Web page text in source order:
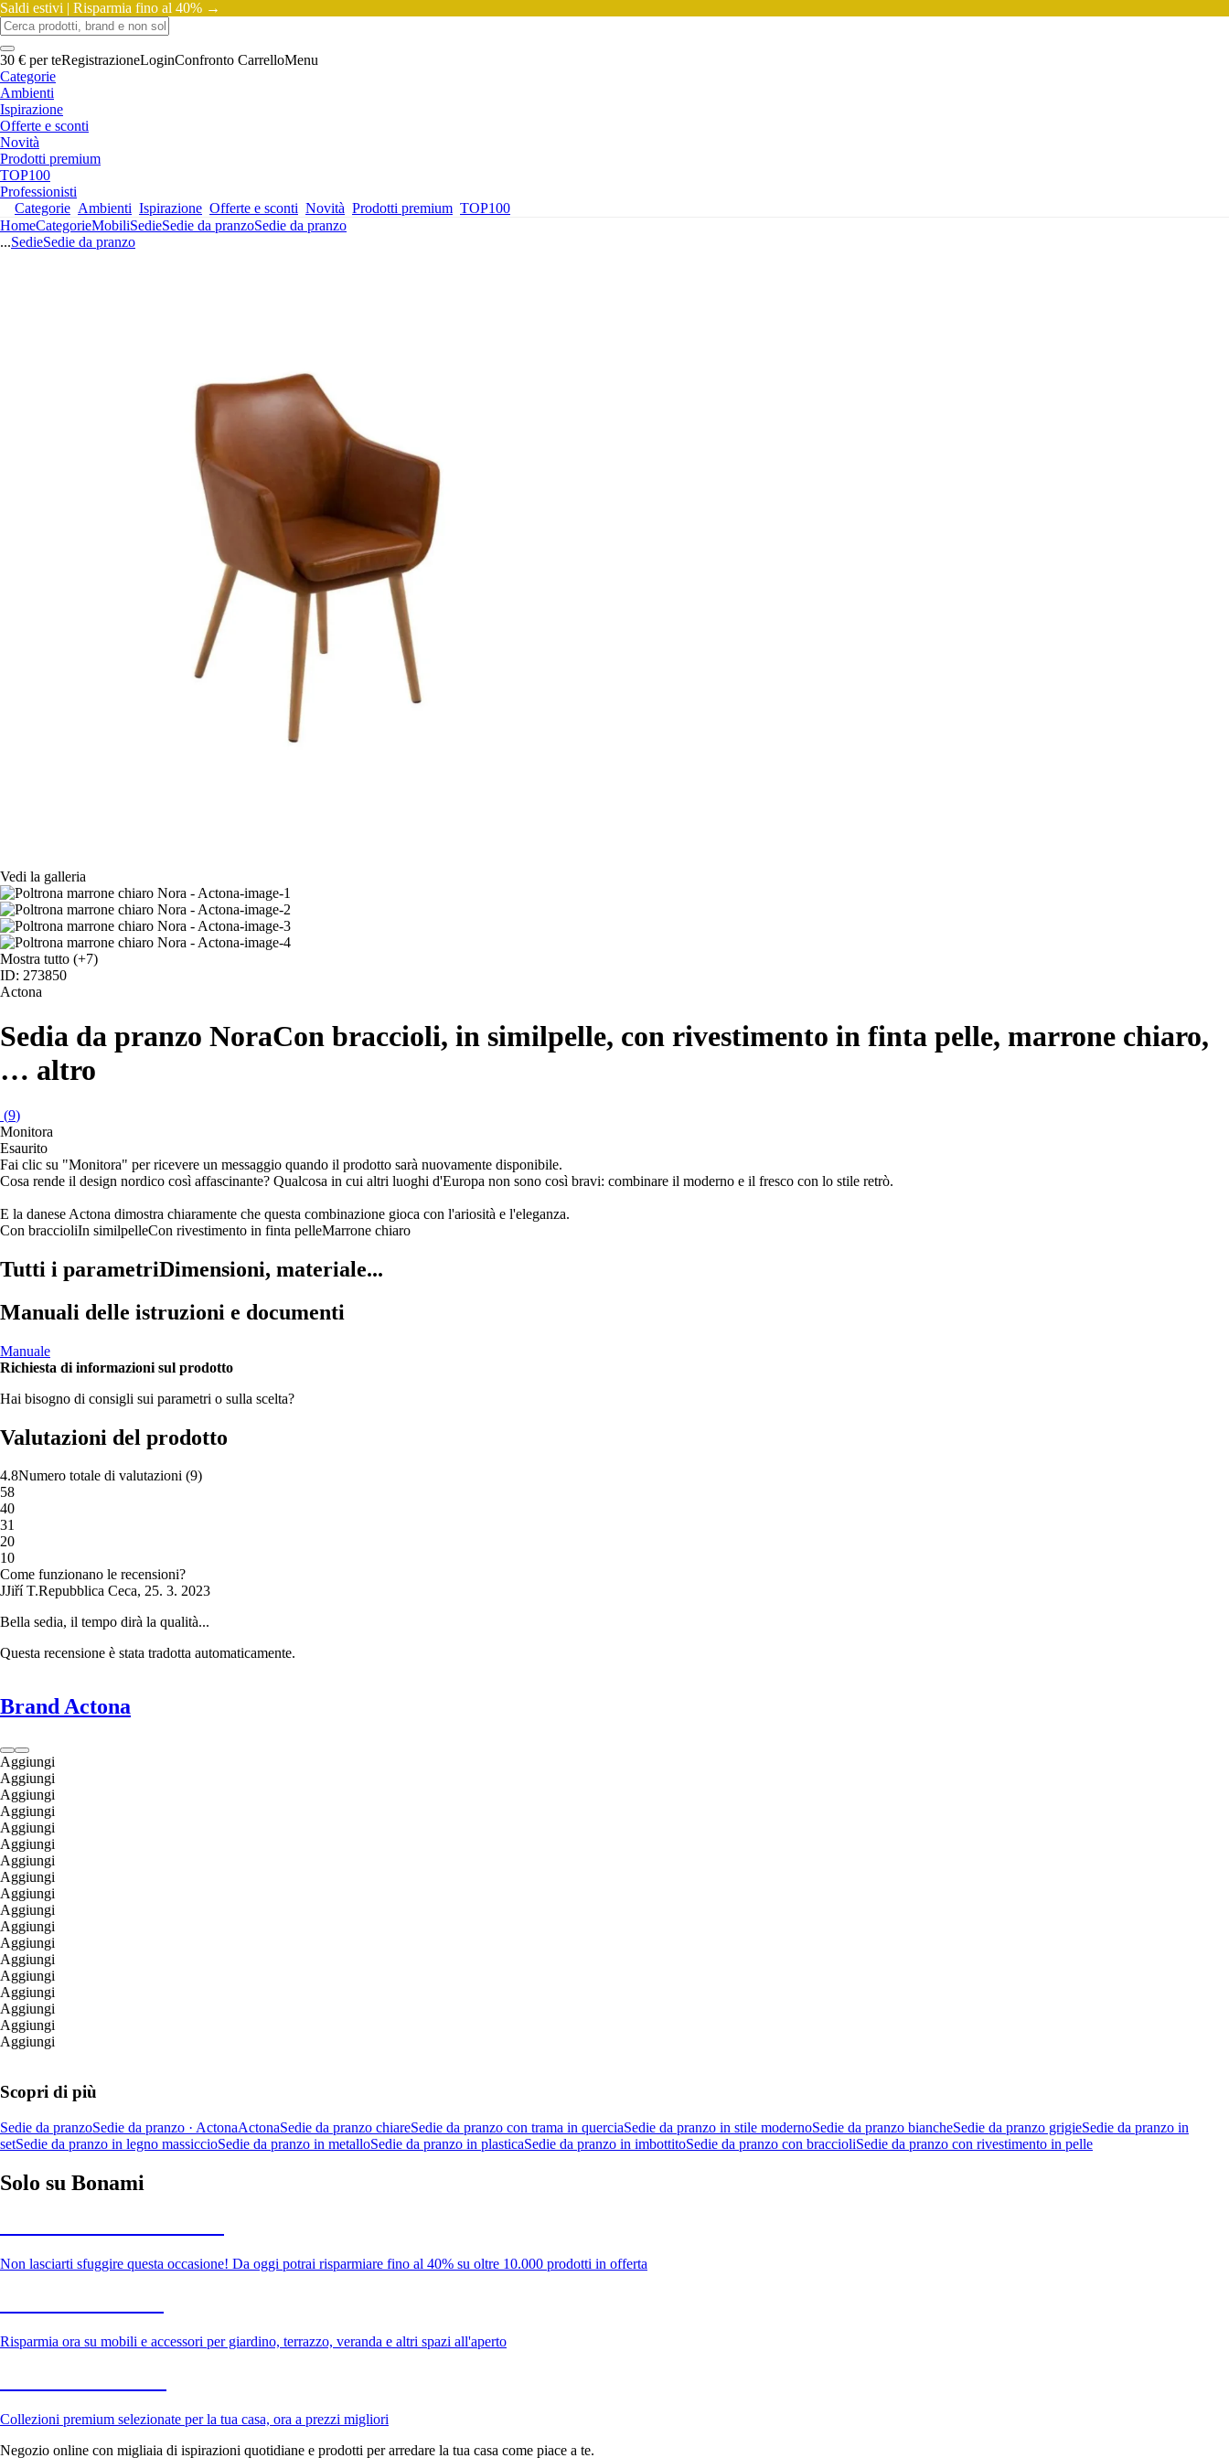
Saldi estivi | Risparmia fino al 40% →
30 € per teRegistrazioneLoginConfronto CarrelloMenu
Categorie
Ambienti
Ispirazione
Offerte e sconti
Novità
Prodotti premium
TOP100
Professionisti
Categorie Ambienti Ispirazione Offerte e sconti Novità Prodotti premium TOP100
HomeCategorieMobiliSedieSedie da pranzoSedie da pranzo
...SedieSedie da pranzo
Vedi la galleria
Mostra tutto (+7)
ID: 273850
Actona
Sedia da pranzo NoraCon braccioli, in similpelle, con rivestimento in finta pelle, marrone chiaro,
… altro
(9)
Monitora
Esaurito
Fai clic su "Monitora" per ricevere un messaggio quando il prodotto sarà nuovamente disponibile.
Cosa rende il design nordico così affascinante? Qualcosa in cui altri luoghi d'Europa non sono così bravi: combinare il moderno e il fresco con lo stile retrò.
E la danese Actona dimostra chiaramente che questa combinazione gioca con l'ariosità e l'eleganza.
Con braccioliIn similpelleCon rivestimento in finta pelleMarrone chiaro
Tutti i parametriDimensioni, materiale...
Manuali delle istruzioni e documenti
Manuale
Richiesta di informazioni sul prodotto
Hai bisogno di consigli sui parametri o sulla scelta?
Valutazioni del prodotto
4.8Numero totale di valutazioni (9)
58
40
31
20
10
Come funzionano le recensioni?
JJiří T.Repubblica Ceca, 25. 3. 2023
Bella sedia, il tempo dirà la qualità...
Questa recensione è stata tradotta automaticamente.
Brand Actona
Aggiungi
Aggiungi
Aggiungi
Aggiungi
Aggiungi
Aggiungi
Aggiungi
Aggiungi
Aggiungi
Aggiungi
Aggiungi
Aggiungi
Aggiungi
Aggiungi
Aggiungi
Aggiungi
Aggiungi
Aggiungi
Scopri di più
Sedie da pranzoSedie da pranzo · ActonaActonaSedie da pranzo chiareSedie da pranzo con trama in querciaSedie da pranzo in stile modernoSedie da pranzo biancheSedie da pranzo grigieSedie da pranzo in
setSedie da pranzo in legno massiccioSedie da pranzo in metalloSedie da pranzo in plasticaSedie da pranzo in imbottitoSedie da pranzo con braccioliSedie da pranzo con rivestimento in pelle
Solo su Bonami
Non lasciarti sfuggire questa occasione! Da oggi potrai risparmiare fino al 40% su oltre 10.000 prodotti in offerta
Risparmia ora su mobili e accessori per giardino, terrazzo, veranda e altri spazi all'aperto
Collezioni premium selezionate per la tua casa, ora a prezzi migliori
Negozio online con migliaia di ispirazioni quotidiane e prodotti per arredare la tua casa come piace a te.